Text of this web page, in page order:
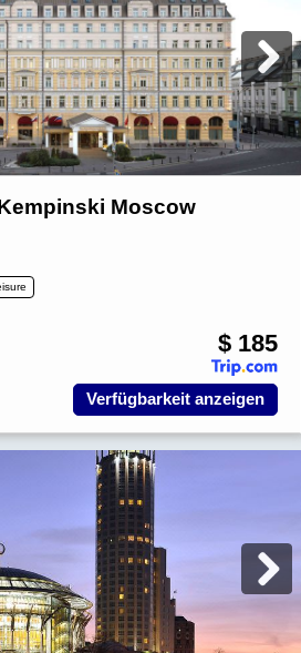
Moscow
$ 185
Verfügbarkeit anzeigen